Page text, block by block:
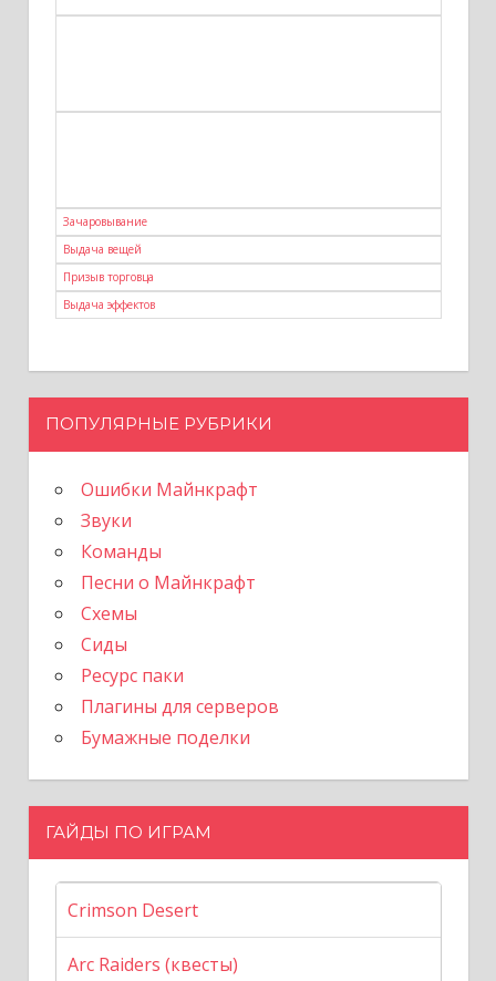
Зачаровывание
Выдача вещей
Призыв торговца
Выдача эффектов
ПОПУЛЯРНЫЕ РУБРИКИ
Ошибки Майнкрафт
Звуки
Команды
Песни о Майнкрафт
Схемы
Сиды
Ресурс паки
Плагины для серверов
Бумажные поделки
ГАЙДЫ ПО ИГРАМ
Crimson Desert
Arc Raiders (квесты)